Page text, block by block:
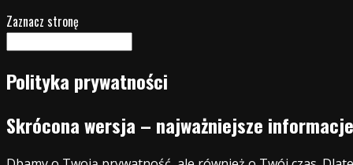
Zaznacz stronę
Polityka prywatności
Skrócona wersja – najważniejsze informacje